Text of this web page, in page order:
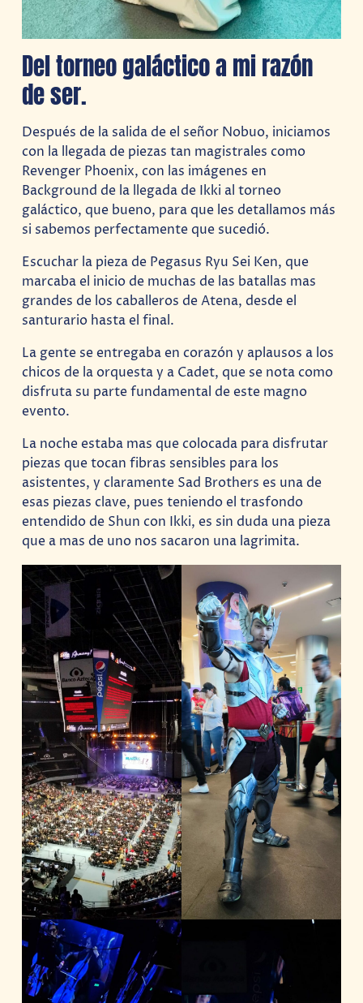
Del torneo galáctico a mi razón
de ser.
Después de la salida de el señor Nobuo, iniciamos
con la llegada de piezas tan magistrales como
Revenger Phoenix, con las imágenes en
Background de la llegada de Ikki al torneo
galáctico, que bueno, para que les detallamos más
si sabemos perfectamente que sucedió.
Escuchar la pieza de Pegasus Ryu Sei Ken, que
marcaba el inicio de muchas de las batallas mas
grandes de los caballeros de Atena, desde el
santurario hasta el final.
La gente se entregaba en corazón y aplausos a los
chicos de la orquesta y a Cadet, que se nota como
disfruta su parte fundamental de este magno
evento.
La noche estaba mas que colocada para disfrutar
piezas que tocan fibras sensibles para los
asistentes, y claramente Sad Brothers es una de
esas piezas clave, pues teniendo el trasfondo
entendido de Shun con Ikki, es sin duda una pieza
que a mas de uno nos sacaron una lagrimita.